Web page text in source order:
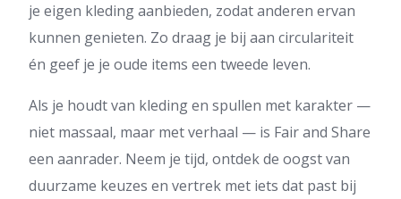
je eigen kleding aanbieden, zodat anderen ervan
kunnen genieten. Zo draag je bij aan circulariteit
én geef je je oude items een tweede leven.
Als je houdt van kleding en spullen met karakter —
niet massaal, maar met verhaal — is Fair and Share
een aanrader. Neem je tijd, ontdek de oogst van
duurzame keuzes en vertrek met iets dat past bij